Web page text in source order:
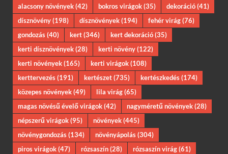
alacsony növények(42) bokros virágok(35) dekoráció(41)
dísznövény(198) dísznövények(194) fehér virág(76)
gondozás(40) kert(346) kert dekoráció(35)
kerti dísznövények(28) kerti növény(122)
kerti növények(165) kerti virágok(108)
kerttervezés(191) kertészet(735) kertészkedés(174)
közepes növények(49) lila virág(65)
magas növésű évelő virágok(42) nagyméretű növények(28)
népszerű virágok(95) növények(445)
növénygondozás(134) növényápolás(304)
piros virágok(47) rózsaszín(28) rózsaszín virág(61)